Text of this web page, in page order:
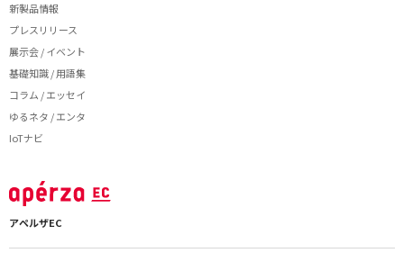
新製品情報
プレスリリース
展示会 / イベント
基礎知識 / 用語集
コラム / エッセイ
ゆるネタ / エンタ
IoTナビ
アペルザEC